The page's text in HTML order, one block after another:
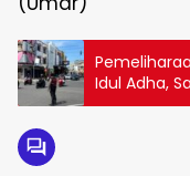
Idul Adha,
Patroli